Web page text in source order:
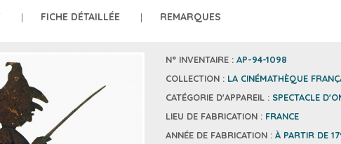
FICHE DÉTAILLÉE REMARQUES
N° INVENTAIRE : AP-94-1098
COLLECTION : LA CINÉMATHÈQUE
CATÉGORIE D'APPAREIL : SPECTACLE
LIEU DE FABRICATION : FRANCE
ANNÉE DE FABRICATION : À PARTIR DE